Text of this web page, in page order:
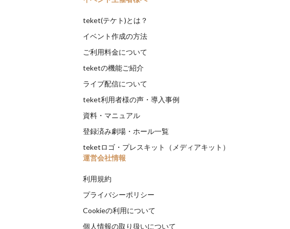
teket(テケト)とは？
イベント作成の方法
ご利用料金について
teketの機能ご紹介
ライブ配信について
teket利用者様の声・導入事例
資料・マニュアル
登録済み劇場・ホール一覧
teketロゴ・プレスキット（メディアキット）
運営会社情報
利用規約
プライバシーポリシー
Cookieの利用について
個人情報の取り扱いについて